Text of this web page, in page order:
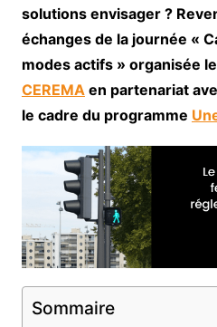
solutions envisager ?
échanges de la journée «
modes actifs » organisée
CEREMA en partenariat
le cadre du programme
Sommaire